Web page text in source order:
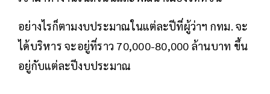
อย่างไรก็ตามงบประมาณในแต่ละปีที่ผู้ว่าฯ กทม. จะ
ได้บริหาร จะอยู่ที่ราว 70,000-80,000 ล้านบาท ขึ้น
อยู่กับแต่ละปีงบประมาณ